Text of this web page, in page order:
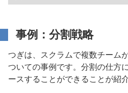
事例：分割戦略
つぎは、スクラムで複数チーム
ついての事例です。分割の仕方
ースすることができることが紹